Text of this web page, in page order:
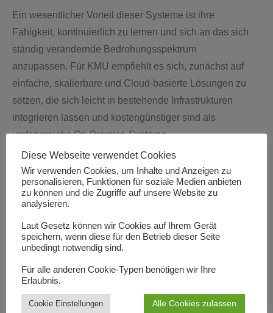
Ein wesentlicher Vorteil dieser Systeme ist ihre
Fähigkeit, kontinuierlich zu lernen und sich an das sich
ständig verändernde Bedrohungsspektrum
anzupassen. Für KMU empfiehlt es sich, zunächst auf
einfache, skalierbare und Cloud-basierte Lösungen zu
setzen, die sich leicht in bestehende Infrastrukturen
integrieren lassen und kostengünstiger sind als
umfangreiche On-Premise-Systeme.
Herausforderungen und wie
man sie meistert
Die Integration von KI in die Cybersicherheit bringt
auch Herausforderungen mit sich:
Technologische Komplexität und fehlendes
Datenmengen und spezialisierte Kenntnisse in
Diese Webseite verwendet Cookies
Wir verwenden Cookies, um Inhalte und Anzeigen zu
personalisieren, Funktionen für soziale Medien anbieten
zu können und die Zugriffe auf unsere Website zu
analysieren.
Laut Gesetz können wir Cookies auf Ihrem Gerät
speichern, wenn diese für den Betrieb dieser Seite
unbedingt notwendig sind.
Für alle anderen Cookie-Typen benötigen wir Ihre
Erlaubnis.
Cookie Einstellungen Alle Cookies zulassen